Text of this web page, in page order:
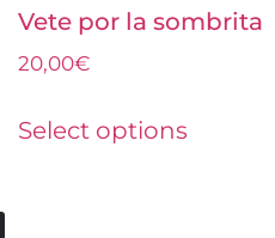
Vete por la sombrita
20,00€
Select options